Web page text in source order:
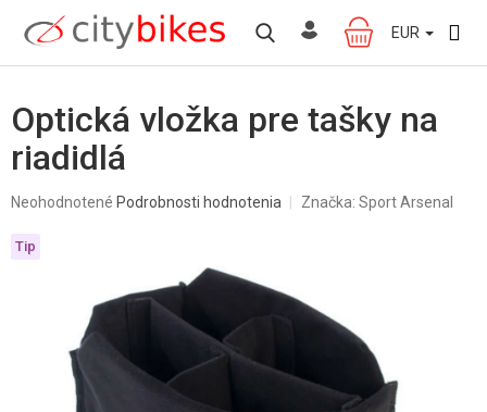
obsah
NÁKUPNÝ
KOŠÍK
EUR
Optická vložka pre tašky na
riadidlá
Priemerné
produktu
je
hviezdičiek.
Neohodnotené Podrobnosti hodnotenia Značka: Sport Arsenal
Tip